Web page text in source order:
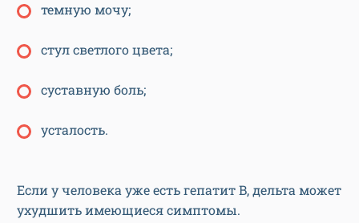
темную мочу;
стул светлого цвета;
суставную боль;
усталость.
Если у человека уже есть гепатит B, дельта может
ухудшить имеющиеся симптомы.